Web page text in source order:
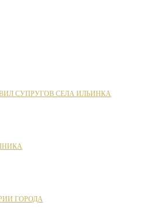
СУПРУГОВ СЕЛА ИЛЬИНКА
ГОРОДА